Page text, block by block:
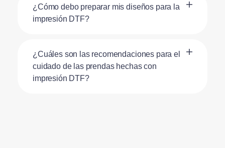
¿Cómo debo preparar mis diseños para la
impresión DTF?
¿Cuáles son las recomendaciones para el
cuidado de las prendas hechas con
impresión DTF?